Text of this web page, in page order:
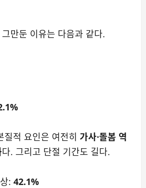
만둔 이유는 다음과 같다.
질적 요인은 여전히 가사·돌봄 역
다. 그리고 단절 기간도 길다.
: 42.1%